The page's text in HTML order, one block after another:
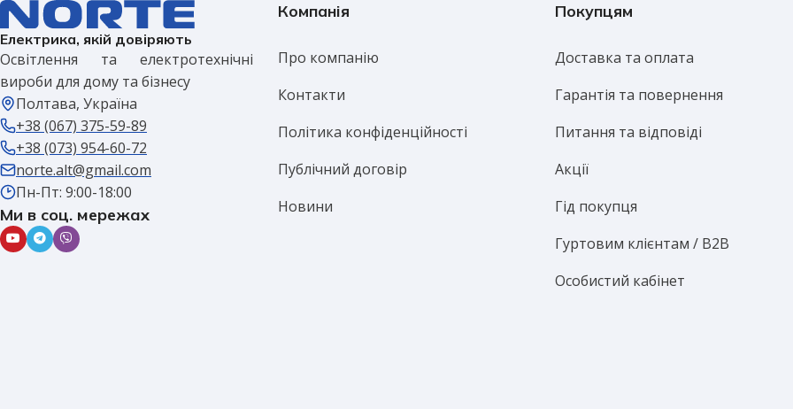
Електрика, якій довіряють
Освітлення та електротехнічні
вироби для дому та бізнесу
Полтава, Україна
+38 (067) 375-59-89
+38 (073) 954-60-72
norte.alt@gmail.com
Пн-Пт: 9:00-18:00
Ми в соц. мережах
Компанія
Про компанію
Контакти
Політика конфіденційності
Публічний договір
Новини
Покупцям
Доставка та оплата
Гарантія та повернення
Питання та відповіді
Акції
Гід покупця
Гуртовим клієнтам / B2B
Особистий кабінет